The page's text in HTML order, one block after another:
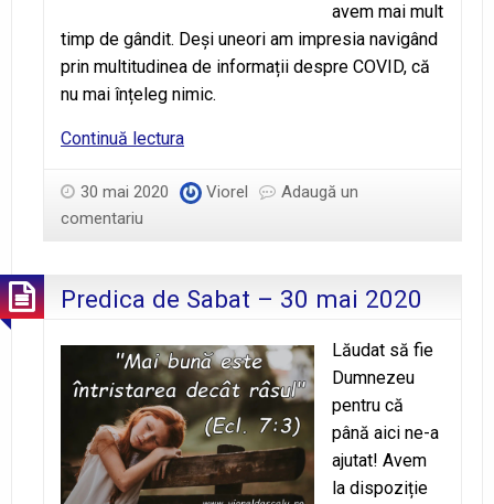
avem mai mult
timp de gândit. Deși uneori am impresia navigând
prin multitudinea de informații despre COVID, că
nu mai înțeleg nimic.
Continuă lecturaEvidenţe
30 mai 2020 Viorel
Adaugă un
comentariu
Predica de Sabat – 30 mai 2020
Lăudat să fie
Dumnezeu
pentru că
până aici ne-a
ajutat! Avem
la dispoziție